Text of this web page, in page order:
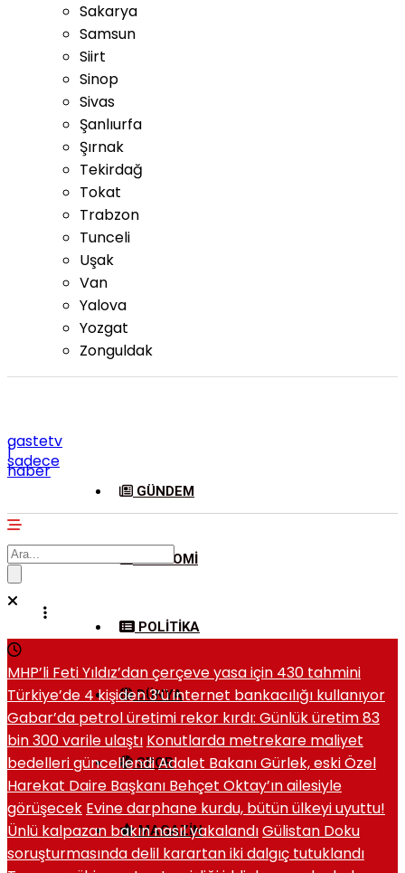
Sakarya
Samsun
Siirt
Sinop
Sivas
Şanlıurfa
Şırnak
Tekirdağ
Tokat
Trabzon
Tunceli
Uşak
Van
Yalova
Yozgat
Zonguldak
gastetv
|
sadece
haber
GÜNDEM
EKONOMI
POLITIKA
DÜNYA
SPOR
MAGAZIN
MHP’li Feti Yıldız’dan çerçeve yasa için 430 tahmini
Türkiye’de 4 kişiden 3’ü internet bankacılığı kullanıyor
Gabar’da petrol üretimi rekor kırdı: Günlük üretim 83
bin 300 varile ulaştı Konutlarda metrekare maliyet
bedelleri güncellendiAdalet Bakanı Gürlek, eski Özel
Harekat Daire Başkanı Behçet Oktay’ın ailesiyle
görüşecek Evine darphane kurdu, bütün ülkeyi uyuttu!
Ünlü kalpazan bakın nasıl yakalandıGülistan Doku
soruşturmasında delil karartan iki dalgıç tutuklandı